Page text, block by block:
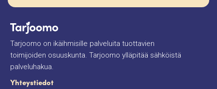
Tarjoomo on ikäihmisille palveluita tuottavien
toimijoiden osuuskunta. Tarjoomo ylläpitää sähköistä
palveluhakua.
Yhteystiedot